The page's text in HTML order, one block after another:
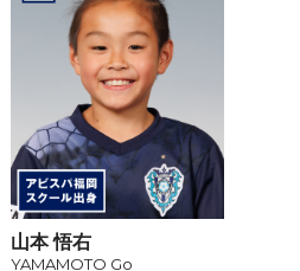
山本 悟右
YAMAMOTO Go